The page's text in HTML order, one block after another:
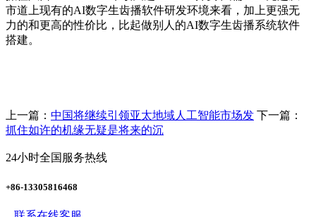
市道上现有的AI数字生齿播软件研发环境来看，加上更强无
力的和更高的性价比，比起做别人的AI数字生齿播系统软件
搭建。
上一篇： 中国将继续引领亚太地域人工智能市场发 下一篇：
抓住如许的机缘无疑是将来的沉
24小时全国服务热线
+86-13305816468